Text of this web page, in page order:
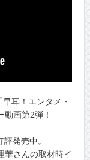
耳！エンタメ・
画第2弾！
発売中。
華さんの取材時イ